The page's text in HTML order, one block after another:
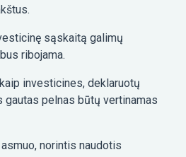
sąskaitą galimų
ribojama.
investicines, deklaruotų
pelnas būtų vertinamas
norintis naudotis